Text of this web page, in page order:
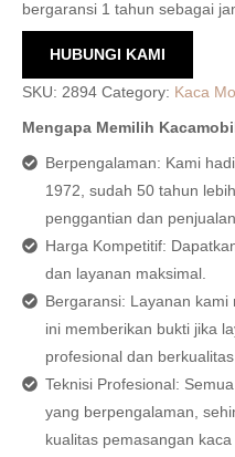
bergaransi 1 tahun sebagai
HUBUNGI KAMI
SKU: 2894 Category: Kaca
Mengapa Memilih
Berpengalaman: Kami
1972, sudah 50 tahun
penggantian dan
Harga Kompetitif:
dan layanan maksimal.
Bergaransi: Layanan
ini memberikan bukti jika
profesional dan berkualitas
Teknisi Profesional:
yang berpengalaman,
kualitas pemasangan